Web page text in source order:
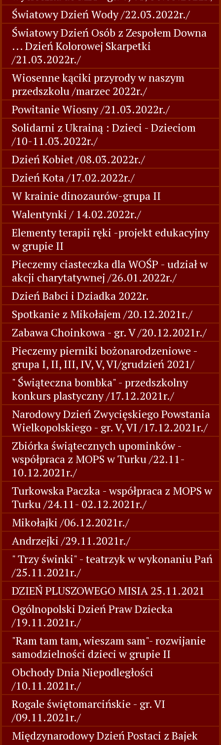
Światowy Dzień Wody /22.03.2022r./
Światowy Dzień Osób z Zespołem Downa
... Dzień Kolorowej Skarpetki
/21.03.2022r./
Wiosenne kąciki przyrody w naszym
przedszkolu /marzec 2022r./
Powitanie Wiosny /21.03.2022r./
Solidarni z Ukrainą : Dzieci - Dzieciom
/10-11.03.2022r./
Dzień Kobiet /08.03.2022r./
Dzień Kota /17.02.2022r./
W krainie dinozaurów-grupa II
Walentynki / 14.02.2022r./
Elementy terapii ręki -projekt edukacyjny
w grupie II
Pieczemy ciasteczka dla WOŚP - udział w
akcji charytatywnej /26.01.2022r./
Dzień Babci i Dziadka 2022r.
Spotkanie z Mikołajem /20.12.2021r./
Zabawa Choinkowa - gr. V /20.12.2021r./
Pieczemy pierniki bożonarodzeniowe -
grupa I, II, III, IV, V, VI/grudzień 2021/
" Świąteczna bombka" - przedszkolny
konkurs plastyczny /17.12.2021r./
Narodowy Dzień Zwycięskiego Powstania
Wielkopolskiego - gr. V, VI /17.12.2021r./
Zbiórka świątecznych upominków -
współpraca z MOPS w Turku /22.11-
10.12.2021r./
Turkowska Paczka - współpraca z MOPS w
Turku /24.11- 02.12.2021r./
Mikołajki /06.12.2021r./
Andrzejki /29.11.2021r./
" Trzy świnki" - teatrzyk w wykonaniu Pań
/25.11.2021r./
DZIEŃ PLUSZOWEGO MISIA 25.11.2021
Ogólnopolski Dzień Praw Dziecka
/19.11.2021r./
"Ram tam tam, wieszam sam"- rozwijanie
samodzielności dzieci w grupie II
Obchody Dnia Niepodległości
/10.11.2021r./
Rogale świętomarcińskie - gr. VI
/09.11.2021r./
Międzynarodowy Dzień Postaci z Bajek